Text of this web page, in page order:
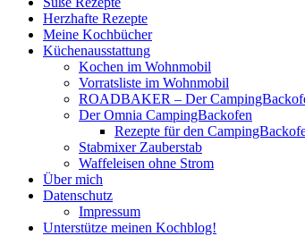
Herzhafte Rezepte
Meine Kochbücher
Küchenausstattung
Kochen im Wohnmobil
Vorratsliste im Wohnmobil
ROADBAKER – Der
Der Omnia CampingBackofen
Rezepte für den
Stabmixer Zauberstab
Waffeleisen ohne Strom
Über mich
Datenschutz
Impressum
Unterstütze meinen Kochblog!